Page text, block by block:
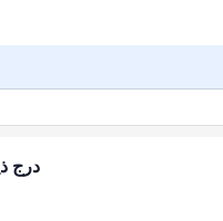
درج